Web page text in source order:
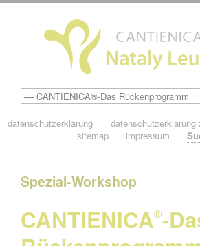
datenschutzerklärung datenschutzerklärung
sitemap
impressum
Spezial-Workshop
CANTIENICA®-